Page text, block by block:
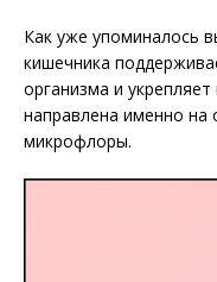
Как уже упоминалось
кишечника
организма и
направлена именно на
микрофлоры.